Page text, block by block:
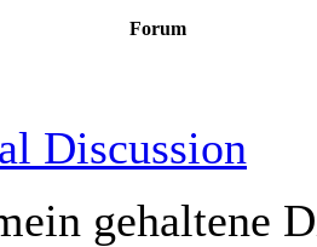
Forum
Discussion
gehaltene